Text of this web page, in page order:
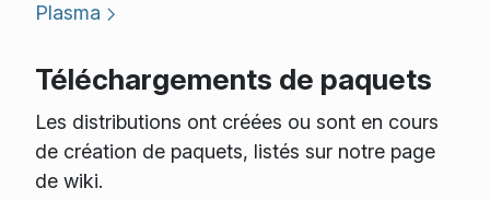
Plasma
Téléchargements de paquets
Les distributions ont créées ou sont en cours
de création de paquets, listés sur notre page
de wiki.